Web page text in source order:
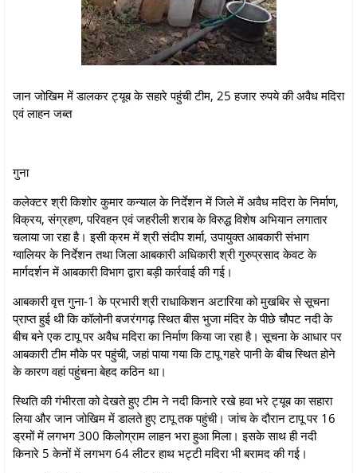
जान जोखिम में डालकर ट्यूब के सहारे पहुंची टीम, 25 हजार रुपये की अवैध मदिरा
एवं लाहन जब्त
गुना
कलेक्टर श्री किशोर कुमार कन्याल के निर्देशन में जिले में अवैध मदिरा के निर्माण,
विक्रय, संग्रहण, परिवहन एवं जहरीली शराब के विरुद्ध विशेष अभियान लगातार
चलाया जा रहा है। इसी क्रम में श्री संदीप शर्मा, उपायुक्त आबकारी संभाग
ग्वालियर के निर्देशन तथा जिला आबकारी अधिकारी श्री गुरुप्रसाद केवट के
मार्गदर्शन में आबकारी विभाग द्वारा बड़ी कार्रवाई की गई।
आबकारी वृत्त गुना-1 के प्रभारी श्री राधाकिशन अटारिया को मुखबिर से सूचना
प्राप्त हुई थी कि कॉलोनी बजरंगगढ़ स्थित बीस भुजा मंदिर के पीछे चौपट नदी के
बीच बने एक टापू पर अवैध मदिरा का निर्माण किया जा रहा है। सूचना के आधार पर
आबकारी टीम मौके पर पहुंची, जहां पाया गया कि टापू गहरे पानी के बीच स्थित होने
के कारण वहां पहुंचना बेहद कठिन था।
स्थिति की गंभीरता को देखते हुए टीम ने नदी किनारे रखे हवा भरे ट्यूब का सहारा
लिया और जान जोखिम में डालते हुए टापू तक पहुंची। जांच के दौरान टापू पर 16
ड्रमों में लगभग 300 किलोग्राम लाहन भरा हुआ मिला। इसके साथ ही नदी
किनारे 5 केनों में लगभग 64 लीटर हाथ भट्टी मदिरा भी बरामद की गई।